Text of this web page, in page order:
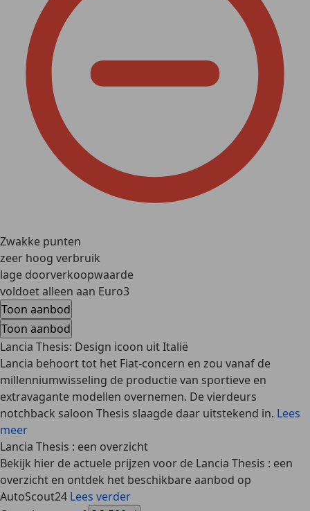
Zwakke punten
zeer hoog verbruik
lage doorverkoopwaarde
voldoet alleen aan Euro3
Toon aanbod
Toon aanbod
Lancia Thesis: Design icoon uit Italië
Lancia behoort tot het Fiat-concern en zou vanaf de
millenniumwisseling de productie van sportieve en
extravagante modellen overnemen. De vierdeurs
notchback saloon Thesis slaagde daar uitstekend in. Lees
meer
Lancia Thesis : een overzicht
Bekijk hier de actuele prijzen voor de Lancia Thesis : een
overzicht en ontdek het beschikbare aanbod op
AutoScout24 Lees verder